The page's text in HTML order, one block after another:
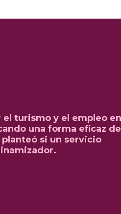
turismo y el empleo
una forma eficaz de
si un servicio